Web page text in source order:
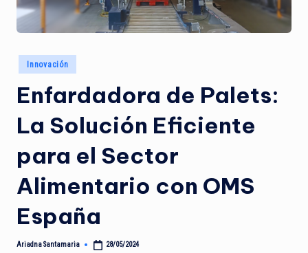
p
a
ñ
a
Publicado
en
Innovación
Enfardadora de Palets:
La Solución Eficiente
para el Sector
Alimentario con OMS
España
Publicado
Ariadna Santamaria 28/05/2024